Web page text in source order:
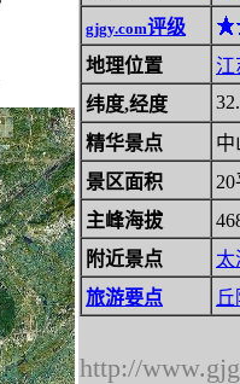
gjgy.com评级
地理位置
江
纬度,经度
精华景点
中
景区面积
主峰海拔
附近景点
太
旅游要点
http://